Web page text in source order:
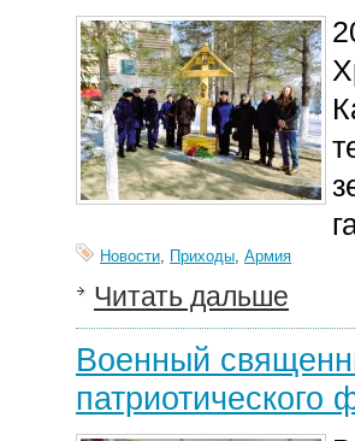
Новости, Приходы, Армия
Читать дальше
Военный